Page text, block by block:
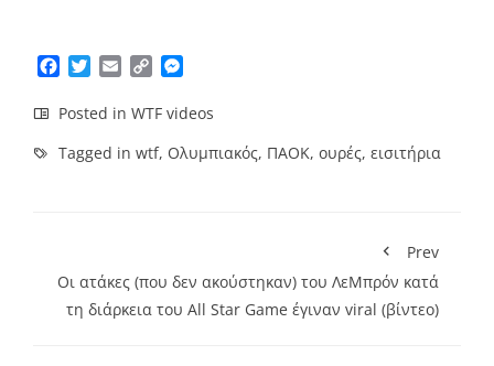
Facebook
TwitterEmailCopy
Posted in WTF videos
Tagged in wtf, Ολυμπιακός, ΠΑΟΚ, ουρές, εισιτήρια
Prev
Οι ατάκες (που δεν ακούστηκαν) του ΛεΜπρόν κατά
τη διάρκεια του All Star Game έγιναν viral (βίντεο)